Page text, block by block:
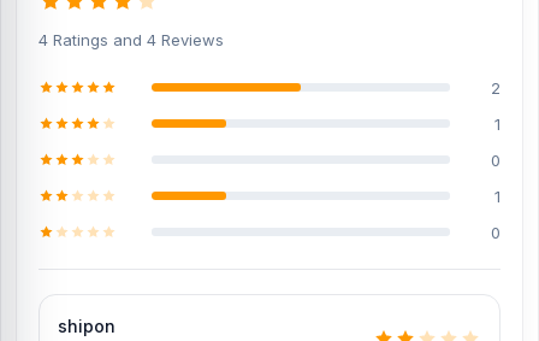
4 Ratings and 4 Reviews
2
1
0
1
0
shipon